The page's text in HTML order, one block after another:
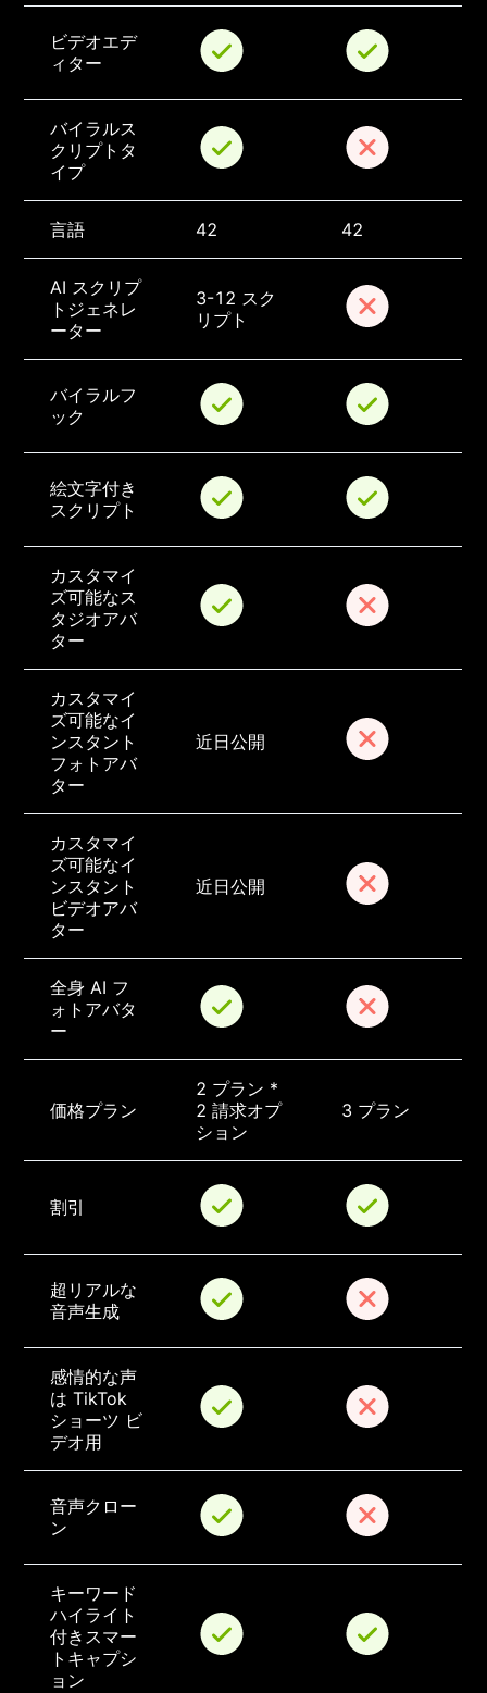
ビデオエデ
ィター
バイラルス
クリプトタ
イプ
言語 42 42
AI スクリプ
トジェネレ
ーター
3-12 スク
リプト
バイラルフ
ック
絵文字付き
スクリプト
カスタマイ
ズ可能なス
タジオアバ
ター
カスタマイ
ズ可能なイ
ンスタント
フォトアバ
ター
近日公開
カスタマイ
ズ可能なイ
ンスタント
ビデオアバ
ター
近日公開
全身 AI フ
ォトアバタ
ー
価格プラン
2 プラン *
2 請求オプ
ション
3 プラン
割引
超リアルな
音声生成
感情的な声
は TikTok
ショーツ ビ
デオ用
音声クロー
ン
キーワード
ハイライト
付きスマー
トキャプシ
ョン